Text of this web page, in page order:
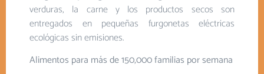
verduras, la carne y los productos secos son
entregados en pequeñas furgonetas eléctricas
ecológicas sin emisiones.
Alimentos para más de 150,000 familias por semana